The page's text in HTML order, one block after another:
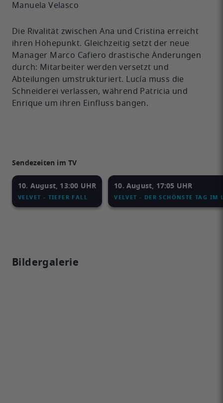
Manuela Velasco
Die Rivalität zwischen Ana und Cristina erreicht
ihren Höhepunkt. Gleichzeitig setzt der neue
Manager Marco Cafiero drastische Änderungen
durch: Mitarbeiter werden versetzt und
Abteilungen umstrukturiert. Lucía muss die
Schneiderei verlassen, während Patricia und
Enrique um ihren Einfluss bangen.
Sendezeiten im TV
10. August, 13:00 UHR
VELVET - TIEFER FALL
10. August, 17:05 UHR
VELVET - DER SCHÖNSTE TAG IM
Bildergalerie